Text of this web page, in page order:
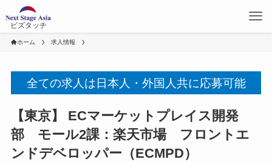
ビズタッチ
ホーム 求人情報
全ての求人は日本人・外国人共に応募可能
【東京】 ECマーケットプレイス開発
部 モール2課：楽天市場 フロントエ
ンドデベロッパー（ECMPD）